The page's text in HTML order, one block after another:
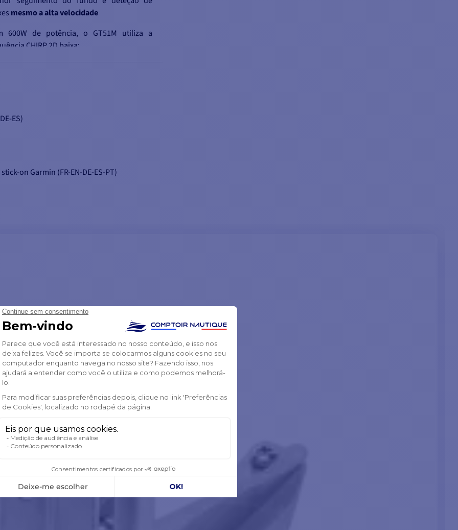
mesmo a alta velocidade
600W de potência, o GT51M utiliza a
CHIRP 2D baixa:
SIDEVÜ CHIRP
a acontecer em ambos os lados da
de tudo, peixes. É precisa, com uma
ES)
on Garmin (FR-EN-DE-ES-PT)